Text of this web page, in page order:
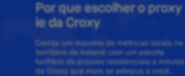
Por que escolher o proxy
ie da Croxy
Corrija um máximo de métricas locais no
território de Ireland com um pacote
tarifário de proxies residenciais e móveis
da Croxy que mais se adequa a você.